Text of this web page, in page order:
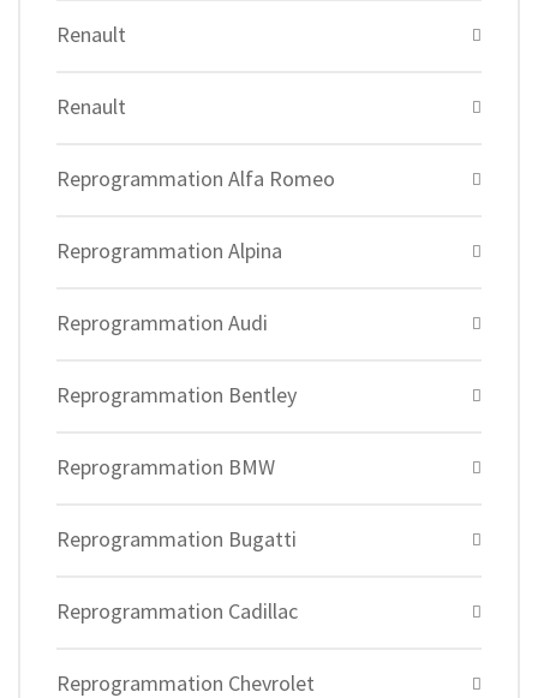
Renault
Renault
Reprogrammation Alfa Romeo
Reprogrammation Alpina
Reprogrammation Audi
Reprogrammation Bentley
Reprogrammation BMW
Reprogrammation Bugatti
Reprogrammation Cadillac
Reprogrammation Chevrolet